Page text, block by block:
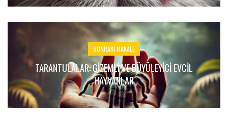
SONRAKI MAKALE
TARANTULALAR: GIZEMLI VE BÜYÜLEYICI EVCIL
HAYVANLAR